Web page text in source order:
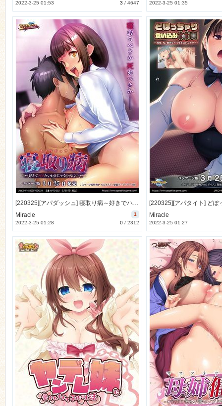
3 / 4647
2022-3-25 01:53 2022-3-25 01:35
[220325][アパダッシュ] 寝取り病～好きでハメたいわけじゃないのに…～ [561M] [1167223]
1
Miracle
0/ 2312
2022-3-25 01:28
Miracle
2022-3-25 01:27